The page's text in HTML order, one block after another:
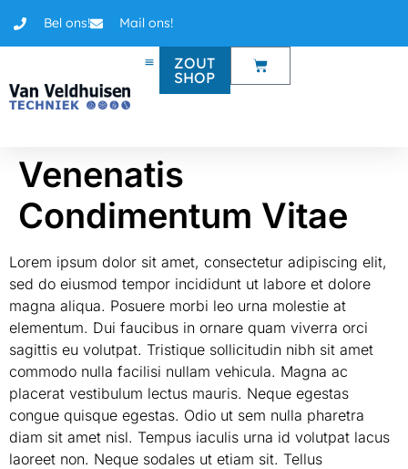
Bel ons! Mail ons!
ZOUT
SHOP
Venenatis
Condimentum Vitae
Lorem ipsum dolor sit amet, consectetur adipiscing elit,
sed do eiusmod tempor incididunt ut labore et dolore
magna aliqua. Posuere morbi leo urna molestie at
elementum. Dui faucibus in ornare quam viverra orci
sagittis eu volutpat. Tristique sollicitudin nibh sit amet
commodo nulla facilisi nullam vehicula. Magna ac
placerat vestibulum lectus mauris. Neque egestas
congue quisque egestas. Odio ut sem nulla pharetra
diam sit amet nisl. Tempus iaculis urna id volutpat lacus
laoreet non. Neque sodales ut etiam sit. Tellus